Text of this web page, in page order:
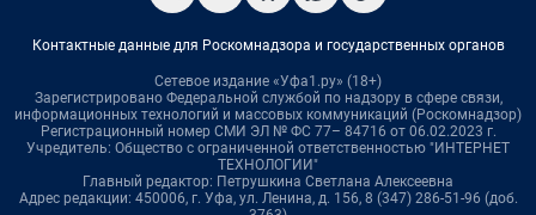
Контактные данные для Роскомнадзора и государственных органов
Сетевое издание «Уфа1.ру» (18+)
Зарегистрировано Федеральной службой по надзору в сфере связи,
информационных технологий и массовых коммуникаций (Роскомнадзор)
Регистрационный номер СМИ ЭЛ № ФС 77– 84716 от 06.02.2023 г.
Учредитель: Общество с ограниченной ответственностью "ИНТЕРНЕТ
ТЕХНОЛОГИИ"
Главный редактор: Петрушкина Светлана Алексеевна
Адрес редакции: 450006, г. Уфа, ул. Ленина, д. 156, 8 (347) 286-51-96 (доб.